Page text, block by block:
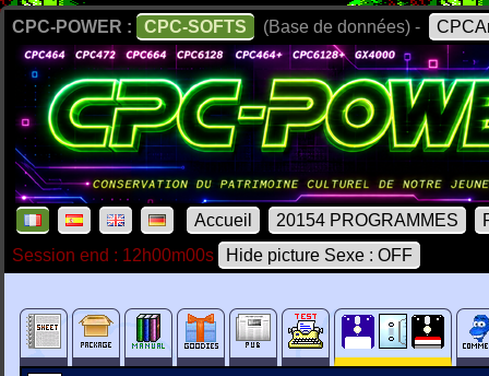
CPC-POWER : CPC-SOFTS (Base de données) -
Accueil 20154 PROGRAMMES
Session end : 12h00m00s
Hide picture Sexe : OFF